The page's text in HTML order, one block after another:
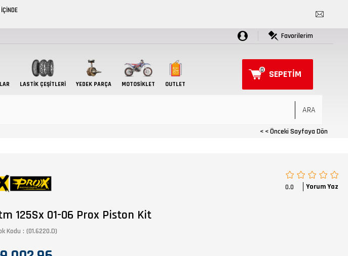
Favorilerim
LASTİK ÇEŞİTLERİ YEDEK PARÇA MOTOSIKLET OUTLET
SEPETIM
0
< < Önceki Sayfaya Dön
125Sx 01-06 Prox Piston Kit
Kodu (01.6220.D)
0.0 Yorum Yaz